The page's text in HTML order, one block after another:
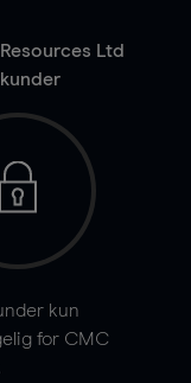
Ltd
kun
for CMC